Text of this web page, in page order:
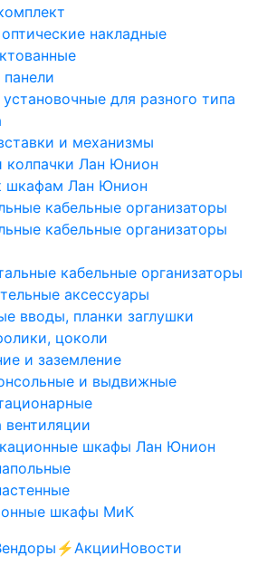
накладные
для разного типа
и механизмы
колпачки Лан Юнион
шкафам Лан Юнион
кабельные организаторы
кабельные организаторы
кабельные организаторы
аксессуары
вводы, планки заглушки
цоколи
и заземление
и выдвижные
шкафы Лан Юнион
шкафы МиК
⚡️АкцииНовости